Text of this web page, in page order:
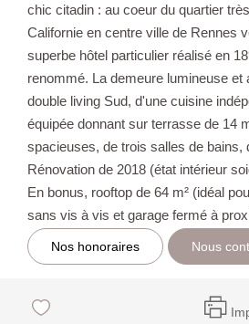
chic citadin : au coeur du quartier
Californie en centre ville de Rennes
superbe hôtel particulier réalisé en
renommé. La demeure lumineuse et
double living Sud, d'une cuisine
équipée donnant sur terrasse de 14
spacieuses, de trois salles de bains,
Rénovation de 2018 (état intérieur
En bonus, rooftop de 64 m² (idéal
sans vis à vis et garage fermé à
Nos honoraires Nous